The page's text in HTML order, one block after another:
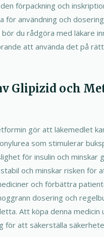
förpackning och
användning och
du rådgöra med läkare
att använda det på
Glipizid och
gör att läkemedlet
som stimulerar
för insulin och minskar
och minskar risken för
och förbättra
dosering och
Att köpa denna
för att säkerställa